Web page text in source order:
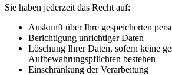
Sie haben jederzeit das Recht auf:
Auskunft über Ihre gespeicherten
Berichtigung unrichtiger Daten
Löschung Ihrer Daten, sofern keine
Aufbewahrungspflichten bestehen
Einschränkung der Verarbeitung